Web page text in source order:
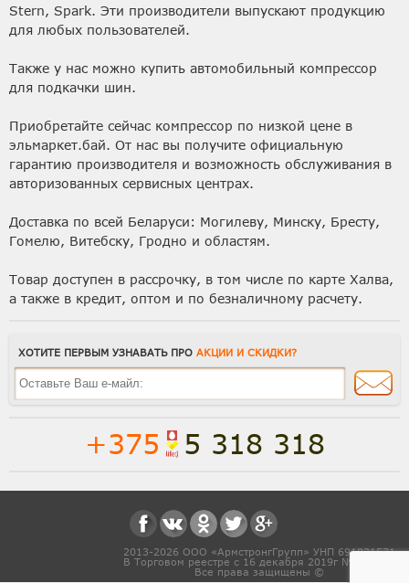
Stern, Spark. Эти производители выпускают продукцию
для любых пользователей.
Также у нас можно купить автомобильный компрессор
для подкачки шин.
Приобретайте сейчас компрессор по низкой цене в
эльмаркет.бай. От нас вы получите официальную
гарантию производителя и возможность обслуживания в
авторизованных сервисных центрах.
Доставка по всей Беларуси: Могилеву, Минску, Бресту,
Гомелю, Витебску, Гродно и областям.
Товар доступен в рассрочку, в том числе по карте Халва,
а также в кредит, оптом и по безналичному расчету.
ХОТИТЕ ПЕРВЫМ УЗНАВАТЬ ПРО АКЦИИ И СКИДКИ?
+375 5 318 318
2013-2026 ООО «АрмстронгГрупп» УНП 691831571
В Торговом реестре с 16 декабря 2019г № 468454
Все права защищены ©